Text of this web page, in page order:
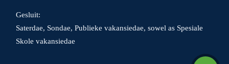
Gesluit:
Saterdae, Sondae, Publieke vakansiedae, sowel as Spesiale
Skole vakansiedae